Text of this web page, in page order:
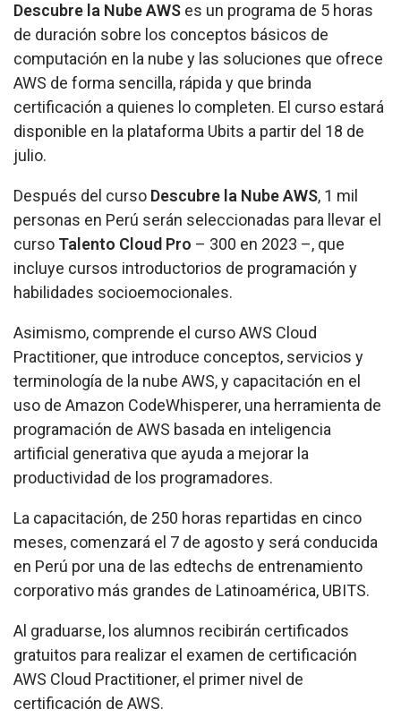
Descubre la Nube AWS es un programa de 5 horas
de duración sobre los conceptos básicos de
computación en la nube y las soluciones que ofrece
AWS de forma sencilla, rápida y que brinda
certificación a quienes lo completen. El curso estará
disponible en la plataforma Ubits a partir del 18 de
julio.
Después del curso Descubre la Nube AWS, 1 mil
personas en Perú serán seleccionadas para llevar el
curso Talento Cloud Pro – 300 en 2023 –, que
incluye cursos introductorios de programación y
habilidades socioemocionales.
Asimismo, comprende el cursoAWS Cloud
Practitioner, que introduce conceptos, servicios y
terminología de la nube AWS, y capacitación en el
uso de Amazon CodeWhisperer, una herramienta de
programación de AWS basada en inteligencia
artificial generativa que ayuda a mejorar la
productividad de los programadores.
La capacitación, de 250 horas repartidas en cinco
meses, comenzará el 7 de agosto y será conducida
en Perú por una de las edtechs de entrenamiento
corporativo más grandes de Latinoamérica, UBITS.
Al graduarse, los alumnos recibirán certificados
gratuitos para realizar el examen de certificación
AWS Cloud Practitioner, el primer nivel de
certificación de AWS.